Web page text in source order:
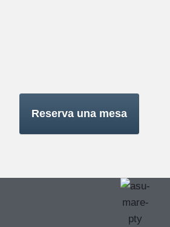
Reserva una mesa